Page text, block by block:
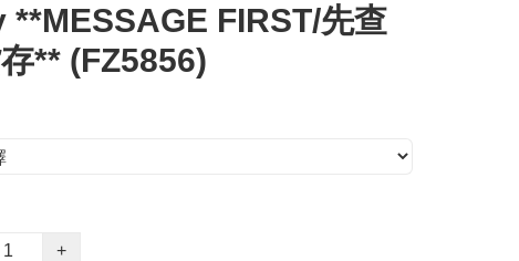
**MESSAGE FIRST/先查
** (FZ5856)
+